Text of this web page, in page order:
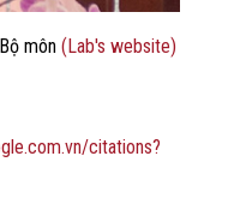
môn(Lab's website)
citations?